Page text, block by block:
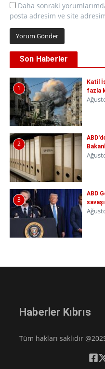
Daha sonraki
posta adresim ve site
Son Haberler
1
Katil
fazla
2
3
ABD
Haberler Kıbrıs
Tüm hakları saklıdır